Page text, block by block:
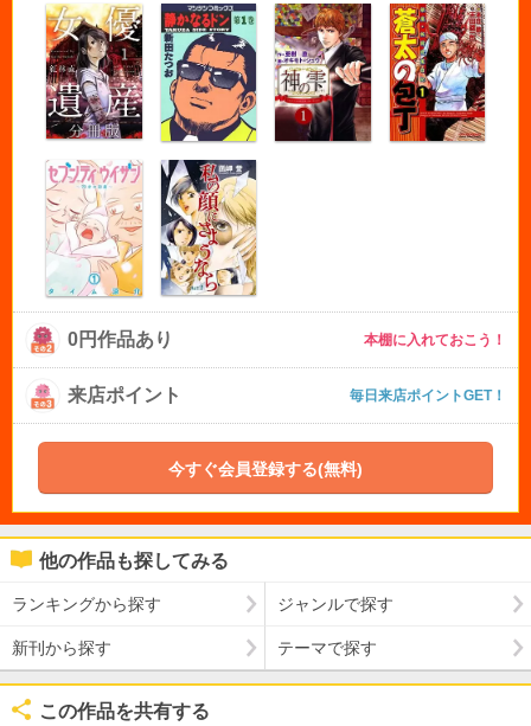
0円作品あり 本棚に入れておこう！
来店ポイント 毎日来店ポイントGET！
今すぐ会員登録する(無料)
他の作品も探してみる
ランキングから探す ジャンルで探す
新刊から探す テーマで探す
この作品を共有する